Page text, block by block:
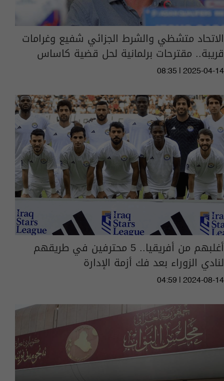
الاتحاد متشظي والشرط الجزائي شفيع وغرامات
قريبة.. مقترحات برلمانية لحل قضية كاساس
08:35 | 2025-04-14
أغلبهم من أفريقيا.. 5 محترفين في طريقهم
لنادي الزوراء بعد فك أزمة الإدارة
04:59 | 2024-08-14